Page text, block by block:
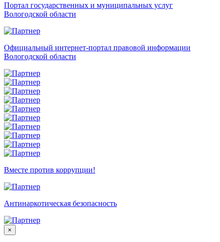
Портал государственных и муниципальных услуг
Вологодской области
Официальный интернет-портал правовой информации
Вологодской области
Вместе против коррупции!
Антинаркотическая безопасность
×